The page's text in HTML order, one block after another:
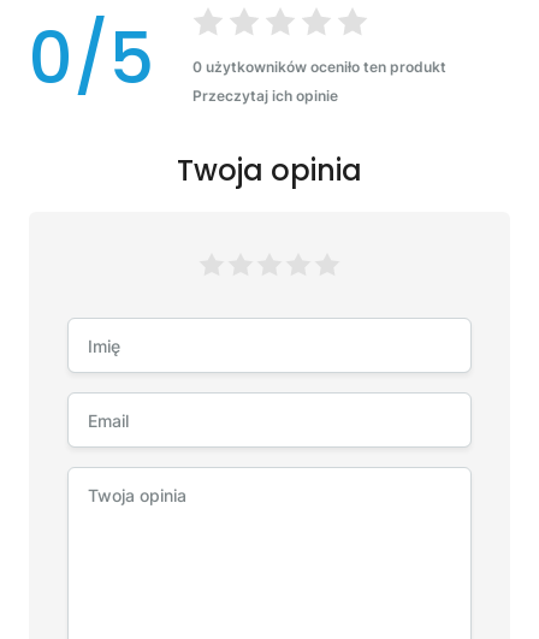
0/5
0 użytkowników oceniło ten produkt
Przeczytaj ich opinie
Twoja opinia